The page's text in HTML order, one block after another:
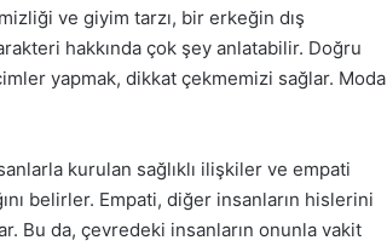
ve giyim tarzı, bir erkeğin dış
hakkında çok şey anlatabilir. Doğru
yapmak, dikkat çekmemizi sağlar. Moda
kurulan sağlıklı ilişkiler ve empati
belirler. Empati, diğer insanların hislerini
Bu da, çevredeki insanların onunla vakit